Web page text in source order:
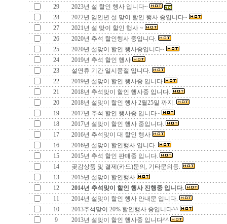
29
2023년 설 할인 행사 입니다~
28
2022년 임인년 설 맞이 할인 행사 중입니다~
27
2021년 설 맞이 할인 행사 ~
26
2020년 추석 할인행사 중입니다.
25
2020년 설맞이 할인 행사중입니다~
24
2019년 추석 할인 행사
23
설연휴 기간 일시품절 입니다.
22
2019년 설맞이 할인 행사중 입니다
21
2018년 추석맞이 할인 행사중 입니다.
20
2018년 설맞이 할인 행사 2월25일 까지.
19
2017년 추석 할인 행사중 입니다~
18
2017년 설맞이 할인 행사 중입니다.
17
2016년 추석맞이 대 할인 행사
16
2016년 설맞이 할인행사 입니다.
15
2015년 추석 할인 판매중 입니다.
14
곶감상품 및 결제(카드)문의, 기타문의등.
13
2015년 설맞이 할인행사
12
2014년 추석맞이 할인 행사 진행중 입니다.
11
2014년 설맞이 할인 행사 안내문 입니다.
10
2013추석맞이 20% 할인행사 중입니다^^
9
2013년 설맞이 할인 행사중 입니다^^